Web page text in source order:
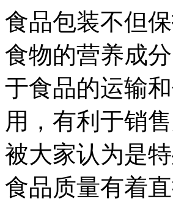
食品包装不但
食物的营养成
于食品的运输
用，有利于销
被大家认为是
食品质量有着